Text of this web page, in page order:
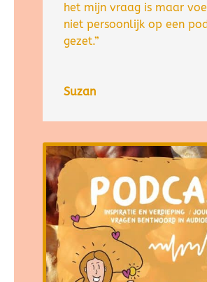
het mijn vraag is maar
niet persoonlijk op een
gezet.”
Suzan